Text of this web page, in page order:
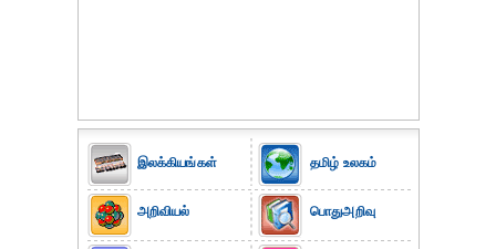
இலக்கியங்கள்
அறிவியல்
தமிழ் உலகம்
பொதுஅறிவு